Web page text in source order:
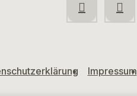
Impressum